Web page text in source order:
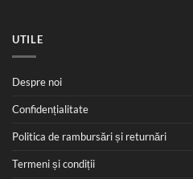
UTILE
Despre noi
Confidențialitate
Politica de rambursări și returnări
Termeni și condiții